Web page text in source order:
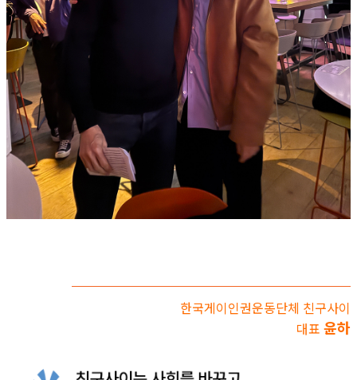
한국게이인권운동단체 친구사이
대표 윤하